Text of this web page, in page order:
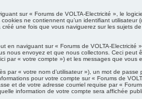
sur « Forums de VOLTA-Electricité », le
ne contiennent qu’un identifiant
une fois que vous naviguerez sur les sujets
en naviguant sur « Forums de VOLTA-
nous envoyez et que nous collectons. Ceci
par « votre compte ») et les messages que
par « votre nom d’utilisateur »), un mot de
pour votre compte sur « Forums de
et de votre adresse courriel requise par «
information de votre compte sera affichée